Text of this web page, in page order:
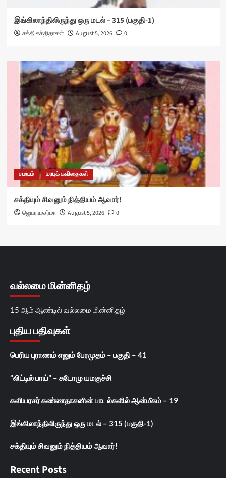
இங்கிலாந்திலிருந்து ஒரு மடல் – 315 (பகுதி-1)
சக்தி சக்திதாசன் August 5, 2026 0
சமயம் மரபுக் கவிதைகள்
சக்தியும் சிவனும் நித்தியம் ஆவார்!
ஜெயராமசர்மா August 5, 2026 0
வல்லமை மின்னிதழ்
15 ஆம் ஆண்டில் வல்லமை மின்னிதழ்
புதிய பதிவுகள்
பெரிய புராணம் எனும் பேரமுதம் – பகுதி – 41
“லிட்டில் பாய்” – சுடோமு யமகுச்சி
கவியரசர் கண்ணதாசனின் பாடல்களில் ஆன்மீகம் – 19
இங்கிலாந்திலிருந்து ஒரு மடல் – 315 (பகுதி-1)
சக்தியும் சிவனும் நித்தியம் ஆவார்!
Recent Posts